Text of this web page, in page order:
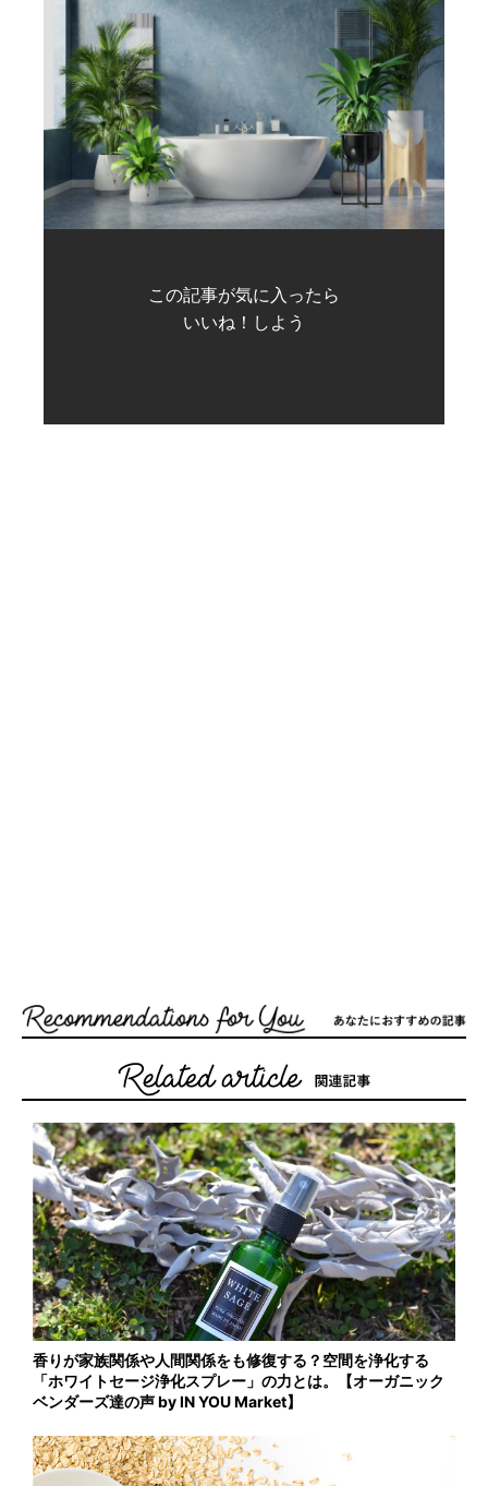
この記事が気に入ったら
いいね！しよう
香りが家族関係や人間関係をも修復する？空間を浄化する
「ホワイトセージ浄化スプレー」の力とは。【オーガニック
ベンダーズ達の声 by IN YOU Market】